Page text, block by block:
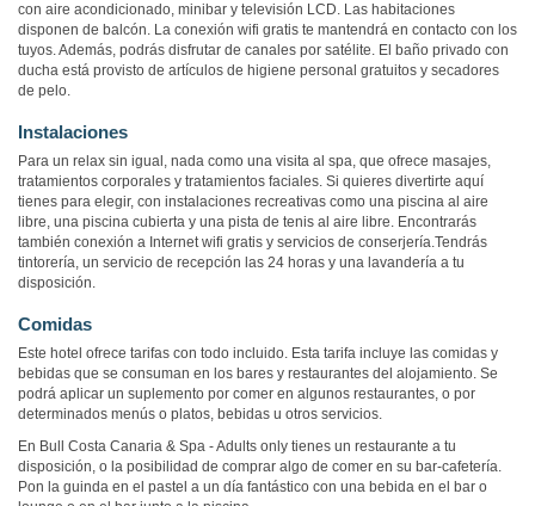
con aire acondicionado, minibar y televisión LCD. Las habitaciones
disponen de balcón. La conexión wifi gratis te mantendrá en contacto con los
tuyos. Además, podrás disfrutar de canales por satélite. El baño privado con
ducha está provisto de artículos de higiene personal gratuitos y secadores
de pelo.
Instalaciones
Para un relax sin igual, nada como una visita al spa, que ofrece masajes,
tratamientos corporales y tratamientos faciales. Si quieres divertirte aquí
tienes para elegir, con instalaciones recreativas como una piscina al aire
libre, una piscina cubierta y una pista de tenis al aire libre. Encontrarás
también conexión a Internet wifi gratis y servicios de conserjería.Tendrás
tintorería, un servicio de recepción las 24 horas y una lavandería a tu
disposición.
Comidas
Este hotel ofrece tarifas con todo incluido. Esta tarifa incluye las comidas y
bebidas que se consuman en los bares y restaurantes del alojamiento. Se
podrá aplicar un suplemento por comer en algunos restaurantes, o por
determinados menús o platos, bebidas u otros servicios.
En Bull Costa Canaria & Spa - Adults only tienes un restaurante a tu
disposición, o la posibilidad de comprar algo de comer en su bar-cafetería.
Pon la guinda en el pastel a un día fantástico con una bebida en el bar o